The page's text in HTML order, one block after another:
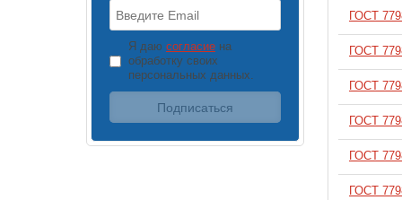
Я даю согласие на
обработку своих
персональных данных.
ГОСТ
В корзину
ГОСТ
В корзину
ГОСТ
В корзину
ГОСТ
В корзину
ГОСТ
ГОСТ